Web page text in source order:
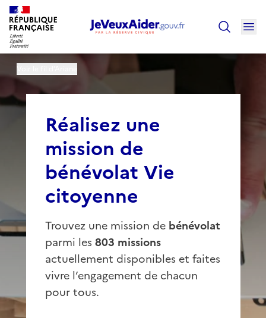
Réalisez une
mission de
bénévolat Vie
citoyenne
Trouvez une mission de bénévolat
parmi les 803 missions
actuellement disponibles et faites
vivre l’engagement de chacun
pour tous.